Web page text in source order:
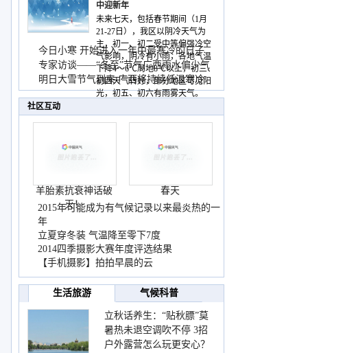
中迎新年
未来七天，包括春节期间（1月
21-27日），我区以阴冷天气为
主，初一、初二受中等偏强冷空
气影响，阴冷有小雨，各地气温
下降4～6℃局地8℃以上，初三、
初四天气转好，部分地区可见阳
光，初五、初六有雨雾天气。
今日小寒 开始进入一年中最寒冷的日子
专家访谈——“冬至”节气广西雨水偏少气
温低
明日大雪节气到来 广西将持续低温寒冷
天气
社区互动
羊胎素抗衰神话破
灭！
春天
2015年可能成为有气候记录以来最炎热的一
年
立夏穿冬装 气温降至零下7度
2014四季摄影大赛年度评选结果
【手机摄影】拍拍早晨的云
生活旅游 气候科普
立秋话养生：“贴秋膘”莫
着急 先清暑再防燥
暑热未退空调吹不停 3招
护住肩颈不酸痛
户外露营怎么玩更安心？